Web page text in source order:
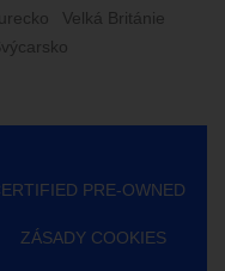
Velká Británie
PRE-OWNED
ZÁSADY COOKIES